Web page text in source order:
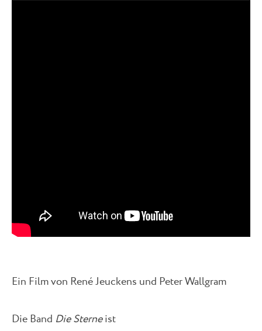
Ein Film von René Jeuckens und Peter Wallgram
Die Band Die Sterneist